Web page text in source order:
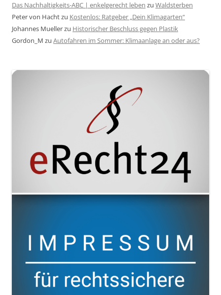
Das Nachhaltigkeits-ABC | enkelgerecht leben zu Waldsterben
Peter von Hachtzu Kostenlos: Ratgeber „Dein Klimagarten“
Johannes Muellerzu Historischer Beschluss gegen Plastik
Gordon_M zu Autofahren im Sommer: Klimaanlage an oder aus?